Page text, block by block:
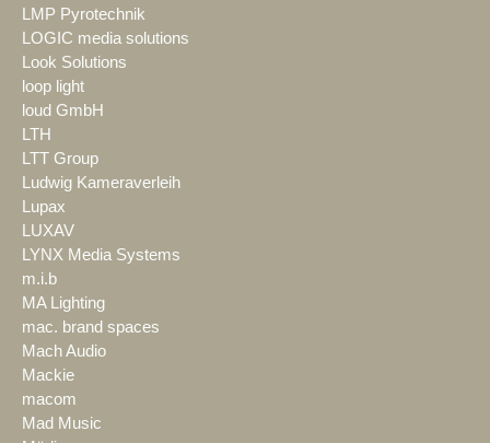
LMP Pyrotechnik
LOGIC media solutions
Look Solutions
loop light
loud GmbH
LTH
LTT Group
Ludwig Kameraverleih
Lupax
LUXAV
LYNX Media Systems
m.i.b
MA Lighting
mac. brand spaces
Mach Audio
Mackie
macom
Mad Music